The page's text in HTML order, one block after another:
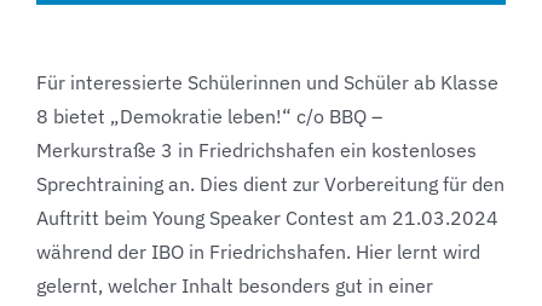
Für interessierte Schülerinnen und Schüler ab Klasse
8 bietet „Demokratie leben!“ c/o BBQ –
Merkurstraße 3 in Friedrichshafen ein kostenloses
Sprechtraining an. Dies dient zur Vorbereitung für den
Auftritt beim Young Speaker Contest am 21.03.2024
während der IBO in Friedrichshafen. Hier lernt wird
gelernt, welcher Inhalt besonders gut in einer